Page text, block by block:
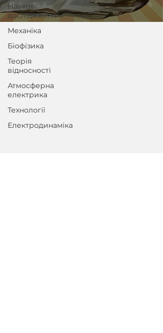
Наукові
дослідження
Механіка
Біофізика
Теорія
відносності
Атмосферна
електрика
Технології
Електродинаміка
кінетична енергія і
переклад «Начал»